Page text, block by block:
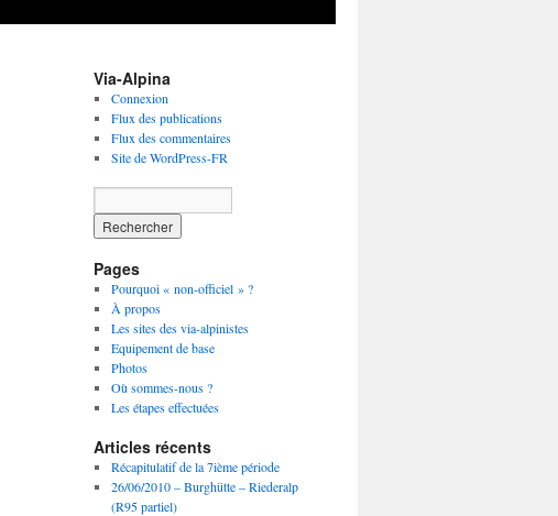
Via-Alpina
Connexion
Flux des publications
Flux des commentaires
Site de WordPress-FR
Pages
Pourquoi « non-officiel » ?
À propos
Les sites des via-alpinistes
Equipement de base
Photos
Où sommes-nous ?
Les étapes effectuées
Articles récents
Récapitulatif de la 7ième période
26/06/2010 – Burghütte – Riederalp
(R95 partiel)